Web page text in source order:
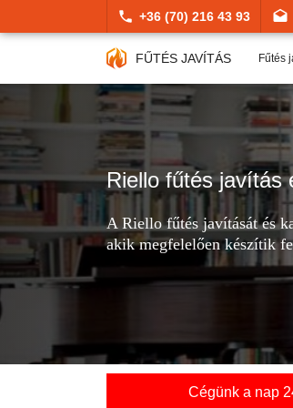
+36 (70) 216 43 93
FŰTÉS JAVÍTÁS Fűtés
Riello fűtés javítás
A Riello fűtés javítását és
akik megfelelően készítik
Cégünk a nap